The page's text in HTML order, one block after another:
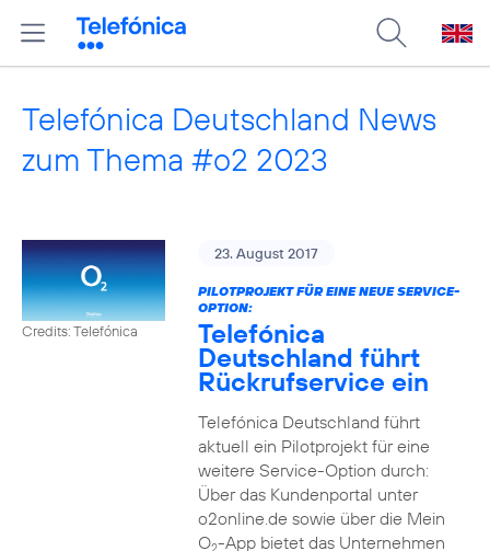
Telefónica Deutschland News
zum Thema #o2 2023
Credits: Telefónica
23. August 2017
PILOTPROJEKT FÜR EINE NEUE SERVICE-
OPTION:
Telefónica
Deutschland führt
Rückrufservice ein
Telefónica Deutschland führt
aktuell ein Pilotprojekt für eine
weitere Service-Option durch:
Über das Kundenportal unter
o2online.de sowie über die Mein
O2-App bietet das Unternehmen